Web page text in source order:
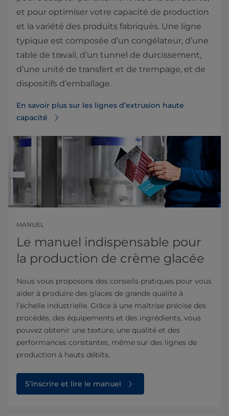
et pour optimiser votre capacité de production
et la variété des produits fabriqués. Une ligne
typique est composée d’un congélateur, d’une
table de travail, d’un tunnel de durcissement,
d’une unité de transfert et de trempage, et de
dispositifs d’emballage.
En savoir plus sur les lignes d’extrusion haute
capacité
MANUEL
Le manuel indispensable pour
la production de crème glacée
Nous vous proposons des conseils pratiques pour vous
aider à produire des glaces de grande qualité à
l’échelle industrielle. Grâce à une maîtrise précise des
procédés, des équipements et des ingrédients, vous
pouvez obtenir une texture, une qualité et des
performances constantes, même sur des lignes de
production à hauts débits.
S’inscrire et lire le manuel